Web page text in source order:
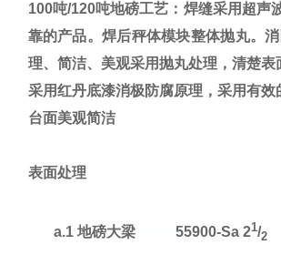
100吨/120吨地磅工艺： 焊缝采用超声
靠的产品。焊后秤体模块整体抛丸。
理、简洁、美观采用抛丸处理，清楚
采用红丹底漆消极防腐原理，采用有
台面美观简洁
表面处理
a.1 地磅大梁55900-Sa 21/2